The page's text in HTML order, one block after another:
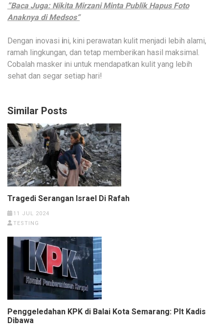
”Baca Juga: Nikita Mirzani Minta Publik Hapus Foto
Anaknya di Medsos“
Dengan inovasi ini, kini perawatan kulit menjadi lebih alami,
ramah lingkungan, dan tetap memberikan hasil maksimal.
Cobalah masker ini untuk mendapatkan kulit yang lebih
sehat dan segar setiap hari!
Similar Posts
Tragedi Serangan Israel Di Rafah
11 JUL 2024
TESTING
Penggeledahan KPK di Balai Kota Semarang: Plt Kadis
Dibawa